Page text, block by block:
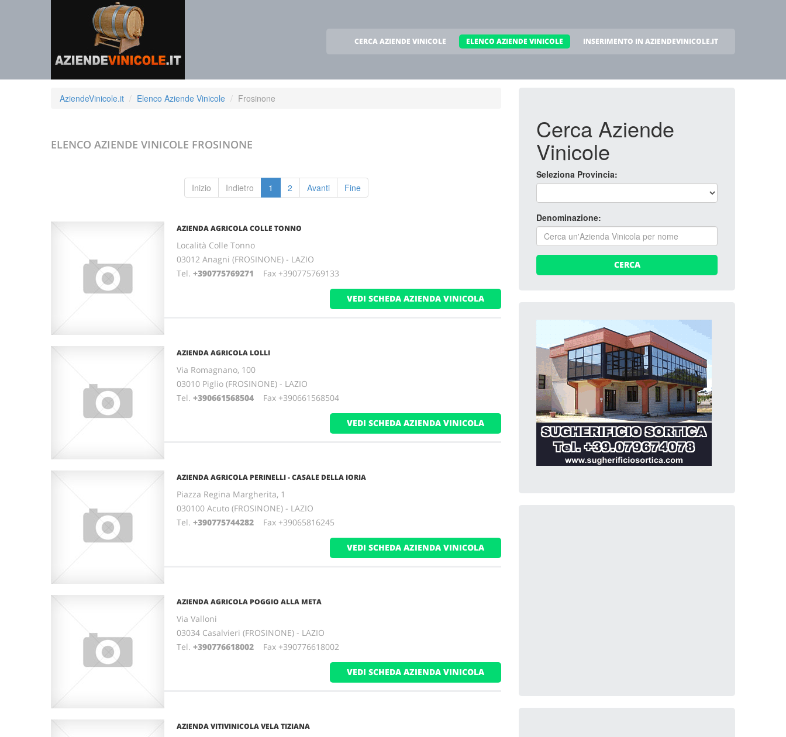
CERCA AZIENDE VINICOLE ELENCO AZIENDE VINICOLE INSERIMENTO IN AZIENDEVINICOLE.IT
AziendeVinicole.it Elenco Aziende Vinicole Frosinone
ELENCO AZIENDE VINICOLE FROSINONE
Inizio Indietro 1 2 Avanti Fine
AZIENDA AGRICOLA COLLE TONNO
Località Colle Tonno
03012 Anagni (FROSINONE) - LAZIO
Tel. +390775769271 Fax +390775769133
VEDI SCHEDA AZIENDA VINICOLA
AZIENDA AGRICOLA LOLLI
Via Romagnano, 100
03010 Piglio (FROSINONE) - LAZIO
Tel. +390661568504 Fax +390661568504
VEDI SCHEDA AZIENDA VINICOLA
AZIENDA AGRICOLA PERINELLI - CASALE DELLA IORIA
Piazza Regina Margherita, 1
030100 Acuto (FROSINONE) - LAZIO
Tel. +390775744282 Fax +39065816245
VEDI SCHEDA AZIENDA VINICOLA
AZIENDA AGRICOLA POGGIO ALLA META
Via Valloni
03034 Casalvieri (FROSINONE) - LAZIO
Tel. +390776618002 Fax +390776618002
VEDI SCHEDA AZIENDA VINICOLA
AZIENDA VITIVINICOLA VELA TIZIANA
Cerca Aziende
Vinicole
Seleziona Provincia:
Denominazione:
CERCA